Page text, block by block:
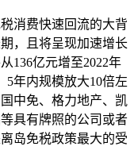
消费快速回流的大背
，且将呈现加速增长
136亿元增至2022年
5年内规模放大10倍左
中免、格力地产、凯
具有牌照的公司或者
岛免税政策最大的受